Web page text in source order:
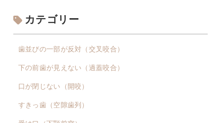
カテゴリー
歯並びの一部が反対（交叉咬合）
下の前歯が見えない（過蓋咬合）
口が閉じない（開咬）
すきっ歯（空隙歯列）